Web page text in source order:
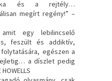
és a rejtély…
megírt regény!” –
egy lebilincselő
feszült és addiktív,
egészen a
a díszlet pedig